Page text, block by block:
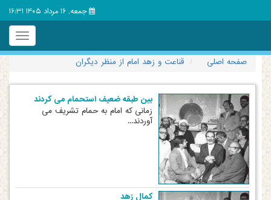
جمعه, 16 مرداد 1405 16:31
Toggle
صفحه اصلی
قناعت و زهد امام از منظر دیگران
بین طبقه ضعیف استحمام می کردند
زمانی که امام به حمام تشریف می
آوردند...
کمال زهد